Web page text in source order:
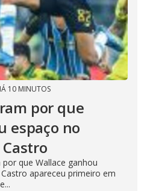
10 MINUTOS
por que
espaço no
que Wallace ganhou
apareceu primeiro em